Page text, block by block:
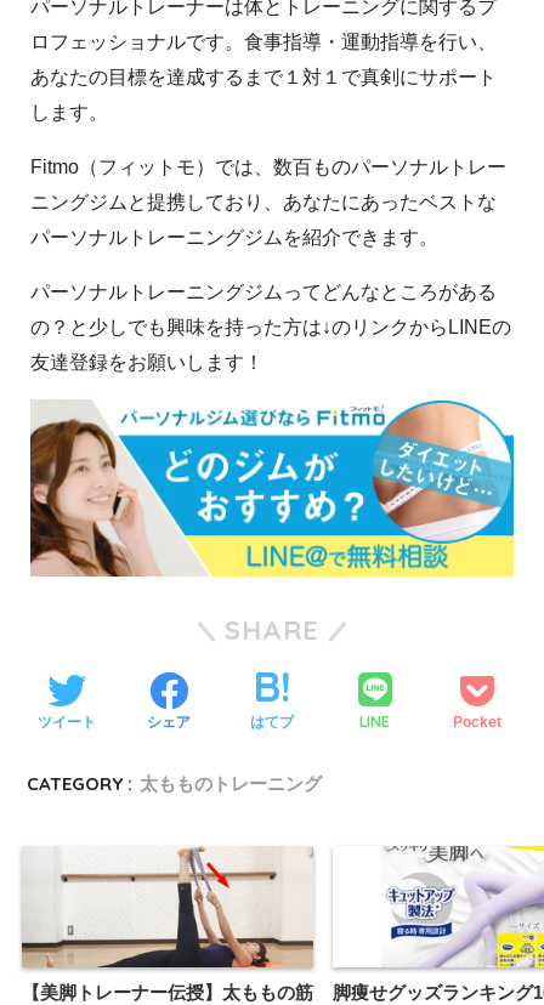
パーソナルトレーナーは体とトレーニングに関するプ
ロフェッショナルです。食事指導・運動指導を行い、
あなたの目標を達成するまで１対１で真剣にサポート
します。
Fitmo（フィットモ）では、数百ものパーソナルトレー
ニングジムと提携しており、あなたにあったベストな
パーソナルトレーニングジムを紹介できます。
パーソナルトレーニングジムってどんなところがある
の？と少しでも興味を持った方は↓のリンクからLINEの
友達登録をお願いします！
SHARE
ツイート シェア はてブ LINE Pocket
CATEGORY : 太もものトレーニング
【美脚トレーナー伝授】太ももの筋
脚痩せグッズランキング